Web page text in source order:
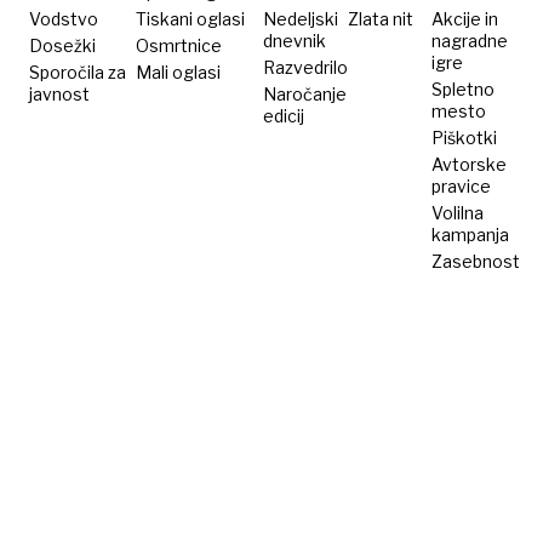
Eifflov
stolp –
dvakrat
Vodstvo
Dosežki
Sporočila za
javnost
Tiskani oglasi
Osmrtnice
Mali oglasi
Nedeljski
dnevnik
Razvedrilo
Naročanje
edicij
Zlata nit
Akcije in
nagradne
igre
Spletno
mesto
Piškotki
Avtorske
pravice
Volilna
kampanja
Zasebnost